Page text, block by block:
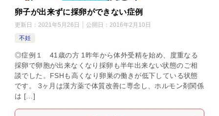
卵子が出来ずに採卵ができない症例
更新日： 2021年5月26日 公開日： 2016年2月10日
不妊
◎症例１ 41歳の方 1昨年から体外受精を始め、度重なる
採卵で卵胞が出来なくなり採卵も半年出来ない状態のご相
談でした。FSHも高くなり卵巣の働きが低下している状態
です。 3ヶ月は漢方薬で体質改善に専念し、ホルモン剤関係
は […]